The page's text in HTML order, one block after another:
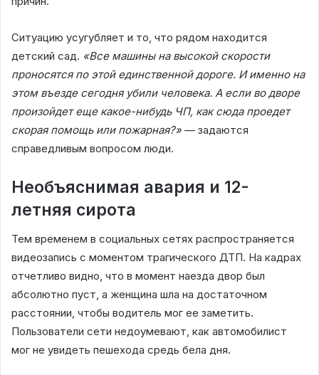
Ситуацию усугубляет и то, что рядом находится
детский сад. «Все машины на высокой скорости
проносятся по этой единственной дороге. И именно на
этом въезде сегодня убили человека. А если во дворе
произойдет еще какое-нибудь ЧП, как сюда проедет
скорая помощь или пожарная?» — задаются
справедливым вопросом люди.
Необъяснимая авария и 12-
летняя сирота
Тем временем в социальных сетях распространяется
видеозапись с моментом трагического ДТП. На кадрах
отчетливо видно, что в момент наезда двор был
абсолютно пуст, а женщина шла на достаточном
расстоянии, чтобы водитель мог ее заметить.
Пользователи сети недоумевают, как автомобилист
мог не увидеть пешехода средь бела дня.